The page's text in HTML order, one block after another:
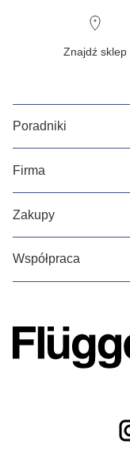
Znajdź sklep
Poradniki
Firma
Zakupy
Współpraca